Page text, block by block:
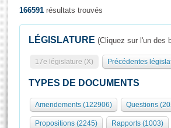
Présidence
577 députés
Groupes politiques
Séance publique
Commissions et autres organes
Europe et International
Rôle et pouvoirs de l'Assemblée
Organisation de l'Assemblée
Présidence Conférence des Présidents
Visiter l'Assemblée
Visite virtuelle du palais Bourbon
Assister à une séance
166591 résultats trouvés
LÉGISLATURE (Cliquez sur l'un des
17e législature (X) Précédentes
TYPES DE DOCUMENTS
Amendements (122906) Questions
Propositions (2245) Rapports (1003)